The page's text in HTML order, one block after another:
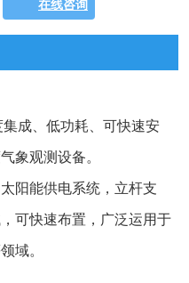
在线咨询
成、低功耗、可快速安
象观测设备。
阳能供电系统，立杆支
可快速布置，广泛运用于
域。